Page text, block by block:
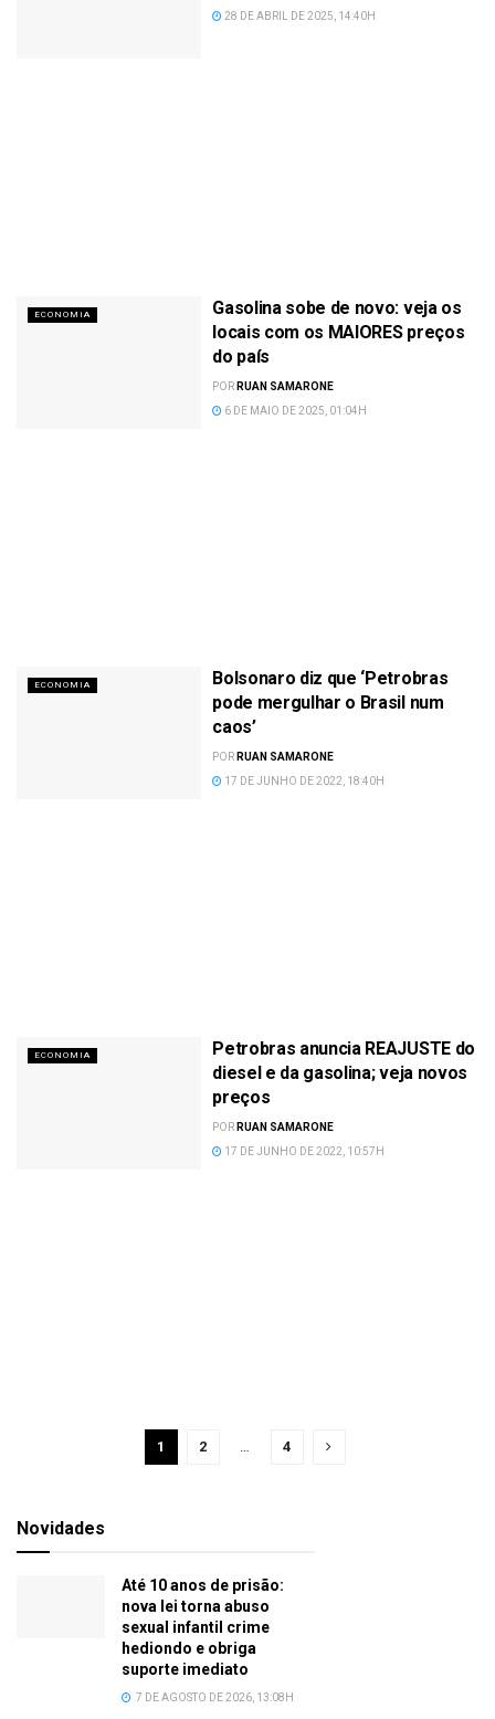
28 DE ABRIL DE 2025, 14:40H
ECONOMIA
Gasolina sobe de novo: veja os
locais com os MAIORES preços
do país
POR RUAN SAMARONE
6 DE MAIO DE 2025, 01:04H
ECONOMIA
Bolsonaro diz que ‘Petrobras
pode mergulhar o Brasil num
caos’
POR RUAN SAMARONE
17 DE JUNHO DE 2022, 18:40H
ECONOMIA
Petrobras anuncia REAJUSTE do
diesel e da gasolina; veja novos
preços
POR RUAN SAMARONE
17 DE JUNHO DE 2022, 10:57H
1 2 … 4
Novidades
Até 10 anos de prisão:
nova lei torna abuso
sexual infantil crime
hediondo e obriga
suporte imediato
7 DE AGOSTO DE 2026, 13:08H